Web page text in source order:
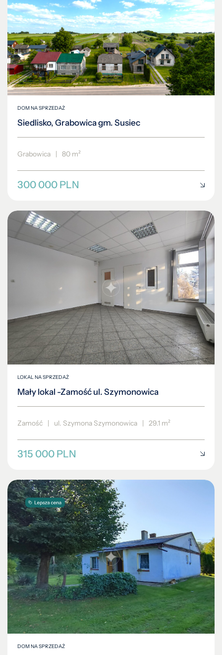
DOM NA SPRZEDAŻ
Siedlisko, Grabowica gm. Susiec
Grabowica | 80 m²
300 000 PLN
LOKAL NA SPRZEDAŻ
Mały lokal -Zamość ul. Szymonowica
Zamość | ul. Szymona Szymonowica | 29.1 m²
315 000 PLN
DOM NA SPRZEDAŻ